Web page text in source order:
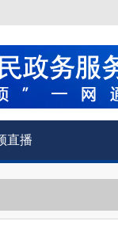
直播